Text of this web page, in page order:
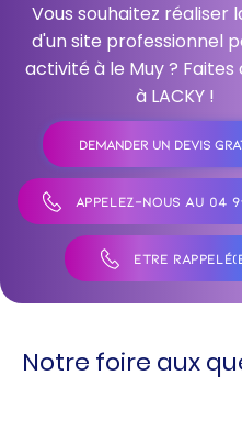
Vous souhaitez réaliser
d'un site professionnel
activité à le Muy ?
à LACKY !
DEMANDER UN DEVIS
APPELEZ-NOUS AU 04
ÊTRE
Notre foire aux